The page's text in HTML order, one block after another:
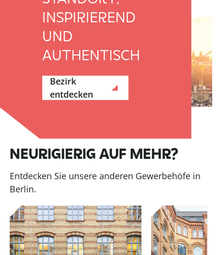
INSPIRIEREND
UND
AUTHENTISCH
Bezirk
entdecken
NEURIGIERIG AUF MEHR?
Entdecken Sie unsere anderen Gewerbehöfe in
Berlin.